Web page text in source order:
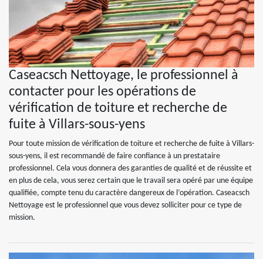
Caseacsch Nettoyage, le professionnel à
contacter pour les opérations de
vérification de toiture et recherche de
fuite à Villars-sous-yens
Pour toute mission de vérification de toiture et recherche de fuite à Villars-
sous-yens, il est recommandé de faire confiance à un prestataire
professionnel. Cela vous donnera des garanties de qualité et de réussite et
en plus de cela, vous serez certain que le travail sera opéré par une équipe
qualifiée, compte tenu du caractère dangereux de l’opération. Caseacsch
Nettoyage est le professionnel que vous devez solliciter pour ce type de
mission.